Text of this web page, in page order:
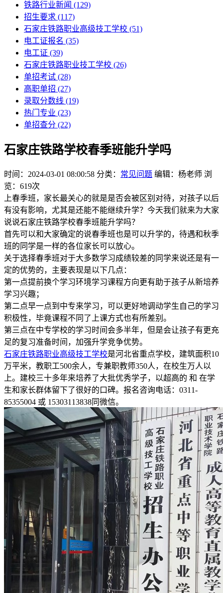
铁路行业新闻 (129)
招生要求 (117)
石家庄铁路职业高级技工学校​ (51)
电工证报名 (35)
电工证 (39)
石家庄铁路职业技工学校 (26)
单招考试 (28)
高职单招 (27)
录取分数线 (19)
热门专业 (23)
单招查分 (22)
石家庄铁路学校春季班能升学吗
时间：2024-03-01 08:00:58 分类： 常见问题 编辑：杨老师 浏
览：619次
上春季班，家长最关心的就是是否会被区别对待，对孩子以后
有没有影响，尤其是还能不能继续升学？今天我们就来为大家
说说石家庄铁路学校春季班能升学吗？
首先可以和大家确定的说春季班也是可以升学的，待遇和秋季
班的同学是一样的各位家长可以放心。
关于选择春季班对于大多数学习成绩较差的同学来说还是有一
定的优势的，主要表现是以下几点：
第一点提前换个学习环境学习课程方向更有助于孩子从新培养
学习兴趣；
第二点早一点到中专来学习，可以更好地调动学生自己的学习
积极性，毕竟课程不同了上课方式也有所差别。
第三点在中专学校的学习时间会多半年，但是会让孩子有更充
足的复习准备时间，加强升学竞争优势。
石家庄铁路职业高级技工学校是河北省重点学校，建筑面积10
万平米，教职工500余人，专兼职教师350人，在校生万人以
上。建校三十多年来培养了大批优秀学子，以超高的 和 在学
生和家长群体留下了很好的口碑。报名咨询电话：0311-
85355004 或 15303113838同微信。